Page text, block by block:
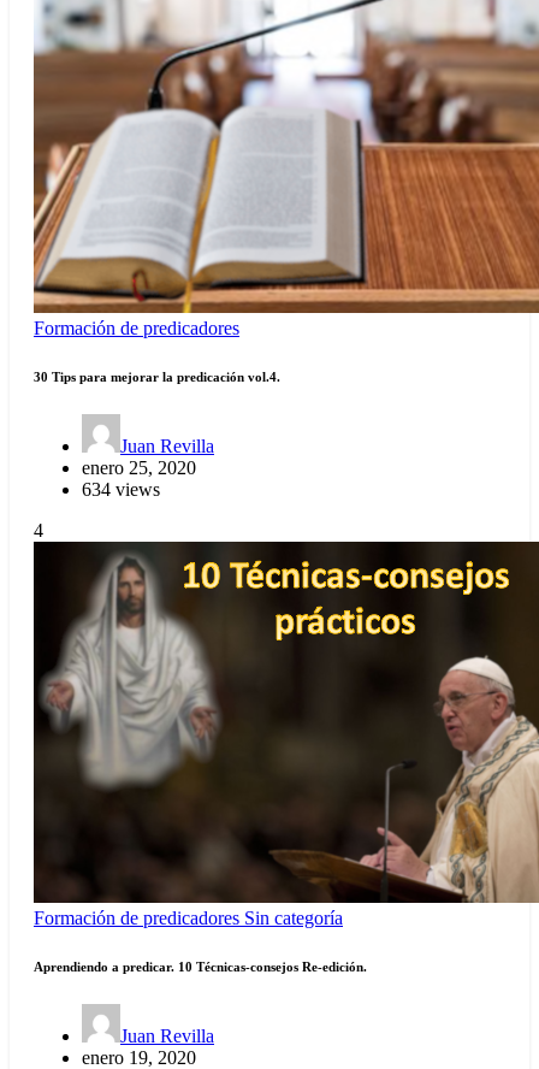
Formación de predicadores
30 Tips para mejorar la predicación vol.4.
Juan Revilla
enero 25, 2020
634 views
4
Formación de predicadores Sin categoría
Aprendiendo a predicar. 10 Técnicas-consejos Re-edición.
Juan Revilla
enero 19, 2020